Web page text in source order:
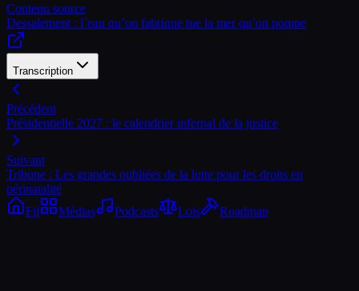
Contenu source
Dessalement : l’eau qu’on fabrique tue la mer qu’on pompe
Transcription
Précédent
Présidentielle 2027 : le calendrier infernal de la justice
Suivant
Tribune : Les grandes oubliées de la lutte pour les droits en
périnatalité
Fil
Médias Podcasts Lois Roadmap